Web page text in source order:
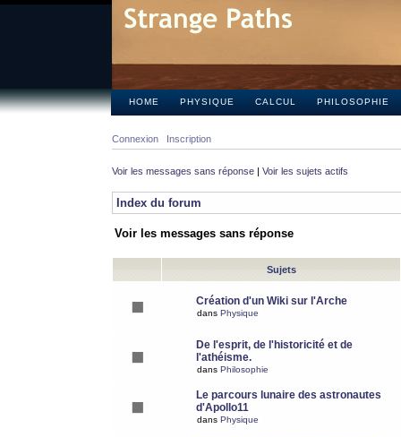
HOME PHYSIQUE CALCUL PHILOSOPHIE
Connexion Inscription
Voir les messages sans réponse | Voir les sujets actifs
Index du forum
Voir les messages sans réponse
Sujets
Création d'un Wiki sur l'Arche
dans Physique
De l'esprit, de l'historicité et de
l'athéisme.
dans Philosophie
Le parcours lunaire des astronautes
d'Apollo11
dans Physique